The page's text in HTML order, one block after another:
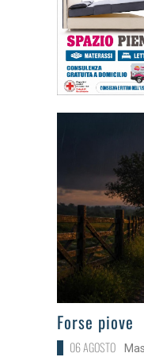
>
Forse piove
06 AGOSTO